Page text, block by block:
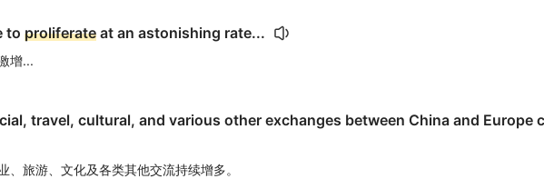
to proliferate at an astonishing rate...
增...
travel, cultural, and various other exchanges between China and Europe
、旅游、文化及各类其他交流持续增多。